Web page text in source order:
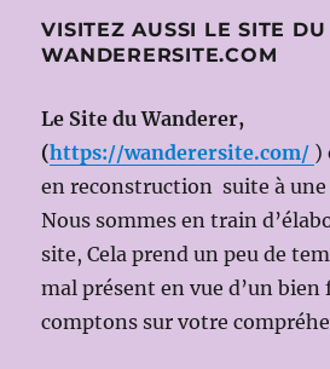
VISITEZ AUSSI LE SITE
WANDERERSITE.COM
Le Site du Wanderer,
(https://wanderersite.com/ )
en reconstruction suite à
Nous sommes en train
site, Cela prend un peu de
mal présent en vue d’un bien
comptons sur votre